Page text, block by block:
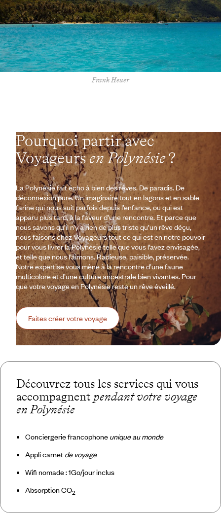
Frank Heuer
Pourquoi partir avec
Voyageursen Polynésie?
La Polynésie fait écho à bien des rêves. De paradis. De
déconnexion pure. Un imaginaire tout en lagons et en sable
farine qui nous suit parfois depuis l’enfance, ou qui est
apparu plus tard, à la faveur d’une rencontre. Et parce que
nous savons qu’il n’y a rien de plus triste qu’un rêve déçu,
nous faisons chez Voyageurs tout ce qui est en notre pouvoir
pour vous livrer la Polynésie telle que vous l’avez envisagée,
et telle que nous l’aimons. Radieuse, paisible, préservée.
Notre expertise vous mène à la rencontre d’une faune
multicolore et d’une culture ancestrale bien vivantes. Pour
que votre voyage en Polynésie reste un rêve éveillé.
Faites créer votre voyage
Découvrez tous les services qui vous
accompagnent pendant votre voyage
en Polynésie
Conciergerie francophone unique au monde
Appli carnet de voyage
Wifi nomade : 1Go/jour inclus
Absorption CO2